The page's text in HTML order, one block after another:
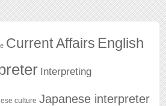
Current Affairs English
Interpreting
culture Japanese interpreter